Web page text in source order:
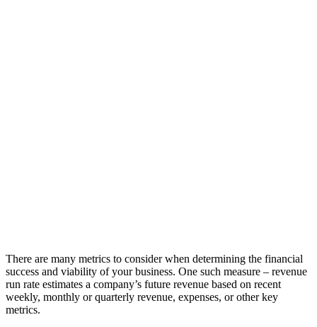
There are many metrics to consider when determining the financial
success and viability of your business. One such measure – revenue
run rate estimates a company’s future revenue based on recent
weekly, monthly or quarterly revenue, expenses, or other key
metrics.